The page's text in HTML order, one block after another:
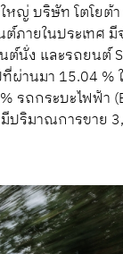
ญ่ บริษัท โตโยต้
ายในประเทศ
ง และรถยนต์
านมา 15.04
รถกระบะไฟฟ้า
ริมาณการขาย